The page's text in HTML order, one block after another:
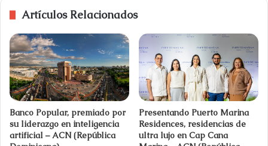
Artículos Relacionados
Banco Popular, premiado por
su liderazgo en inteligencia
artificial – ACN (República
Presentando Puerto Marina
Residences, residencias de
ultra lujo en Cap Cana